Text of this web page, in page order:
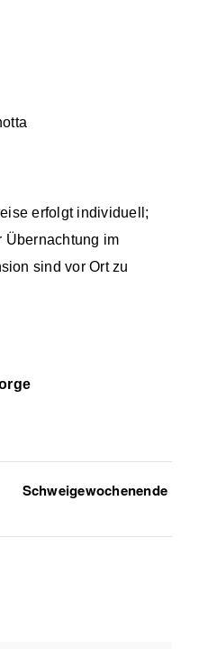
erfolgt individuell;
Übernachtung im
sind vor Ort zu
Schweigewochenende